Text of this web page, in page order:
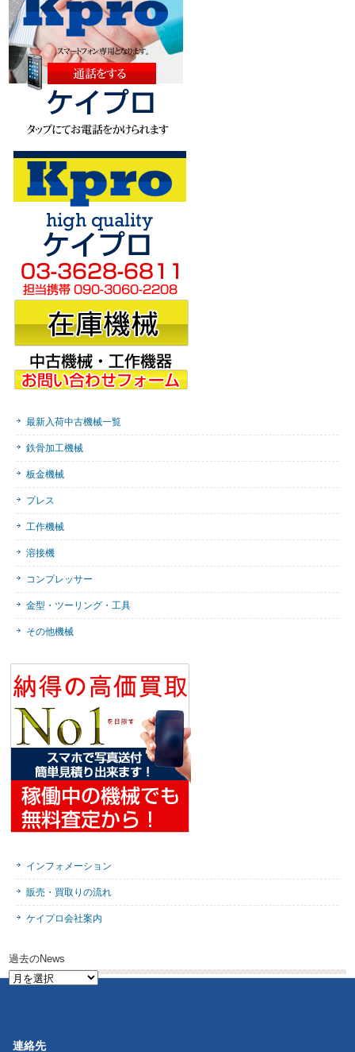
最新入荷中古機械一覧
鉄骨加工機械
板金機械
プレス
工作機械
溶接機
コンプレッサー
金型・ツーリング・工具
その他機械
インフォメーション
販売・買取りの流れ
ケイプロ会社案内
過去のNews
過
連絡先